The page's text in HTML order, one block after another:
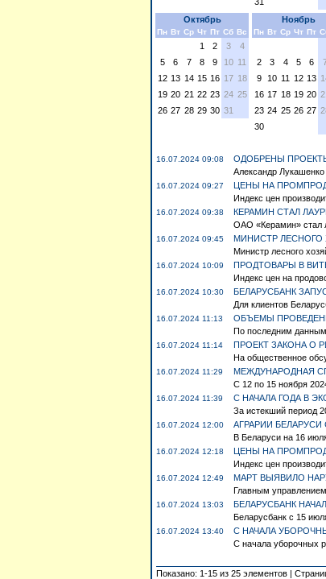
Октябрь
Пн Вт Ср Чт Пт Сб Вс
1 2 3
4
5
6 7 8 9 10 11
12 13 14 15 16 17 18
19 20 21 22 23 24 25
26 27 28 29 30 31
Ноябрь
Пн Вт Ср Чт Пт
2
3 4 5 6
9
10 11 12 13
16 17 18 19 20
23 24 25 26 27
30
16.07.2024 09:08
ОДОБРЕНЫ
Александр Лукашенко
16.07.2024 09:27
ЦЕНЫ НА
Индекс цен
16.07.2024 09:38
КЕРАМИН СТАЛ
ОАО «Керамин» стал
16.07.2024 09:45
МИНИСТР ЛЕСНОГО
Министр лесного
16.07.2024 10:09
ПРОДТОВАРЫ В
Индекс цен на
16.07.2024 10:30
БЕЛАРУСБАНК
Для клиентов
16.07.2024 11:13
ОБЪЕМЫ
По последним данным
16.07.2024 11:14
ПРОЕКТ ЗАКОНА О
На общественное
16.07.2024 11:29
МЕЖДУНАРОДНАЯ
С 12 по 15 ноября
16.07.2024 11:39
С НАЧАЛА ГОДА В
За истекший период
16.07.2024 12:00
АГРАРИИ
В Беларуси на 16
16.07.2024 12:18
ЦЕНЫ НА
Индекс цен
16.07.2024 12:49
МАРТ ВЫЯВИЛО
Главным
16.07.2024 13:03
БЕЛАРУСБАНК
Беларусбанк с 15
16.07.2024 13:40
С НАЧАЛА
С начала уборочных
Показано: 1-15 из 25 элементов |